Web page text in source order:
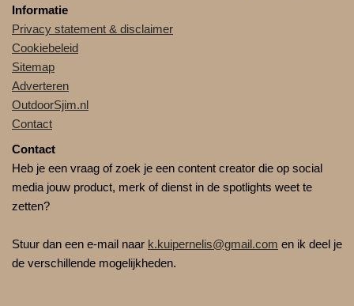
Informatie
Privacy statement & disclaimer
Cookiebeleid
Sitemap
Adverteren
OutdoorSjim.nl
Contact
Contact
Heb je een vraag of zoek je een content creator die op social
media jouw product, merk of dienst in de spotlights weet te
zetten?
Stuur dan een e-mail naar k.kuipernelis@gmail.com en ik deel je
de verschillende mogelijkheden.